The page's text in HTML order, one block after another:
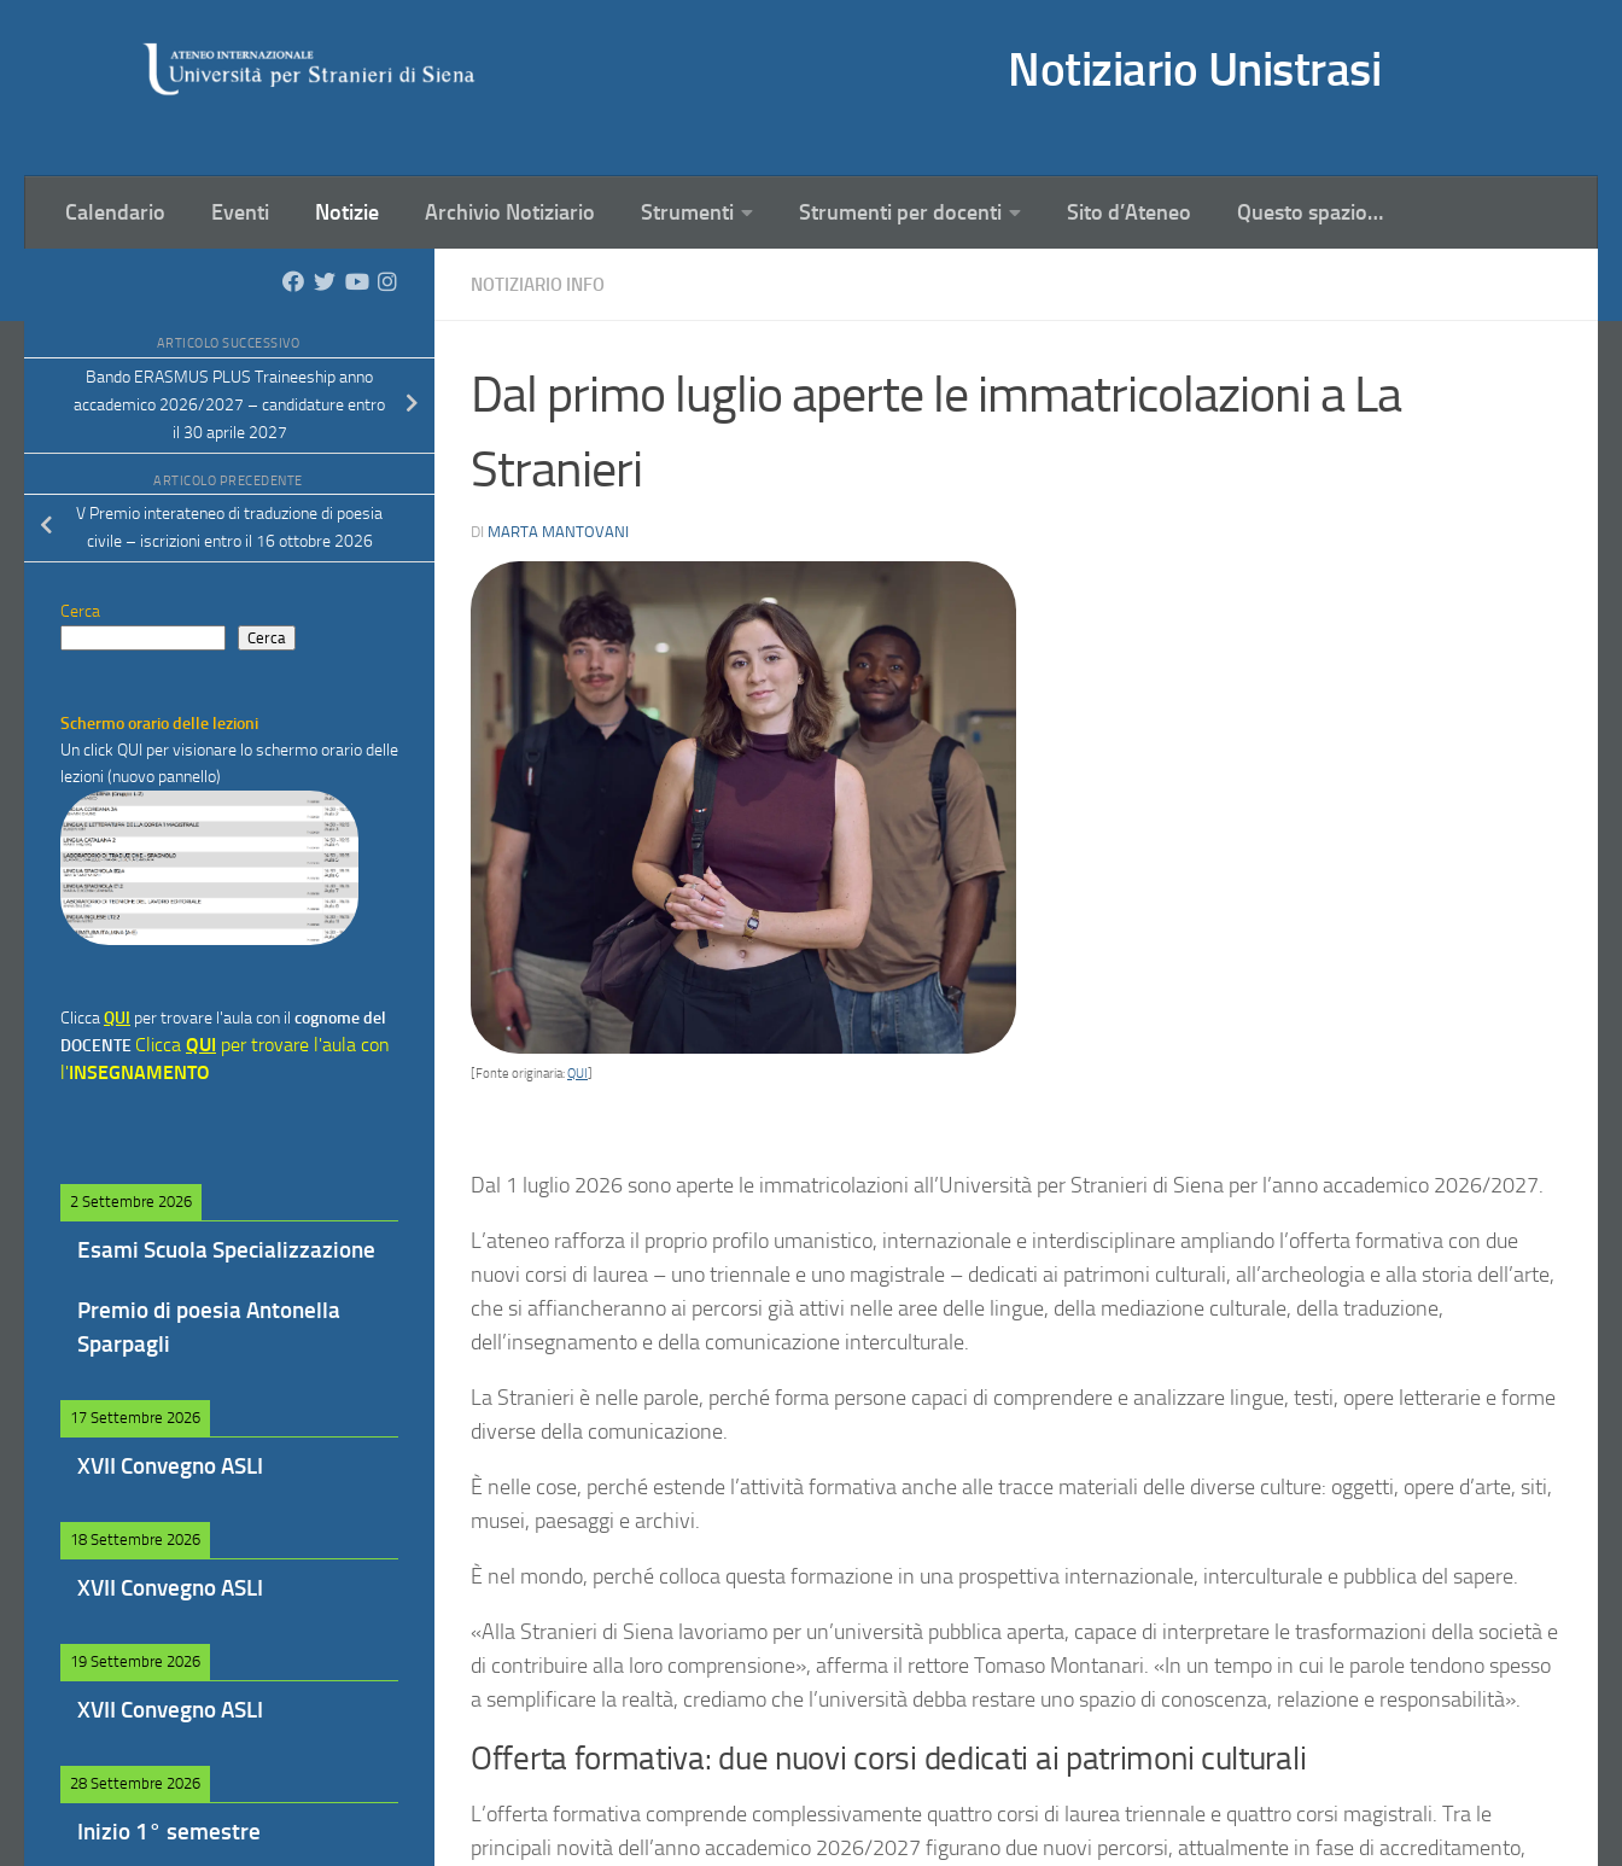
Notiziario Unistrasi
Calendario Eventi Notizie Archivio Notiziario Strumenti Strumenti per docenti Sito d’Ateneo Questo spazio…
NOTIZIARIO INFO
Dal primo luglio aperte le immatricolazioni a La
Stranieri
DI MARTA MANTOVANI
[Fonte originaria:QUI]
Dal 1 luglio 2026 sono aperte le immatricolazioni all’Università per Stranieri di Siena per l’anno accademico 2026/2027.
L’ateneo rafforza il proprio profilo umanistico, internazionale e interdisciplinare ampliando l’offerta formativa con due
nuovi corsi di laurea – uno triennale e uno magistrale – dedicati ai patrimoni culturali, all’archeologia e alla storia dell’arte,
che si affiancheranno ai percorsi già attivi nelle aree delle lingue, della mediazione culturale, della traduzione,
dell’insegnamento e della comunicazione interculturale.
La Stranieri è nelle parole, perché forma persone capaci di comprendere e analizzare lingue, testi, opere letterarie e forme
diverse della comunicazione.
È nelle cose, perché estende l’attività formativa anche alle tracce materiali delle diverse culture: oggetti, opere d’arte, siti,
musei, paesaggi e archivi.
È nel mondo, perché colloca questa formazione in una prospettiva internazionale, interculturale e pubblica del sapere.
«Alla Stranieri di Siena lavoriamo per un’università pubblica aperta, capace di interpretare le trasformazioni della società e
di contribuire alla loro comprensione», afferma il rettore Tomaso Montanari. «In un tempo in cui le parole tendono spesso
a semplificare la realtà, crediamo che l’università debba restare uno spazio di conoscenza, relazione e responsabilità».
Offerta formativa: due nuovi corsi dedicati ai patrimoni culturali
L’offerta formativa comprende complessivamente quattro corsi di laurea triennale e quattro corsi magistrali. Tra le
principali novità dell’anno accademico 2026/2027 figurano due nuovi percorsi, attualmente in fase di accreditamento,
ARTICOLO SUCCESSIVO
Bando ERASMUS PLUS Traineeship anno
accademico 2026/2027 – candidature entro
il 30 aprile 2027
ARTICOLO PRECEDENTE
V Premio interateneo di traduzione di poesia
civile – iscrizioni entro il 16 ottobre 2026
Cerca
Cerca
Schermo orario delle lezioni
Un click QUI per visionare lo schermo orario delle
lezioni (nuovo pannello)
CliccaQUI per trovare l'aula con il cognome del
DOCENTE Clicca QUI per trovare l'aula con
l'INSEGNAMENTO
2 Settembre 2026
Esami Scuola Specializzazione
Premio di poesia Antonella
Sparpagli
17 Settembre 2026
XVII Convegno ASLI
18 Settembre 2026
XVII Convegno ASLI
19 Settembre 2026
XVII Convegno ASLI
28 Settembre 2026
Inizio 1° semestre